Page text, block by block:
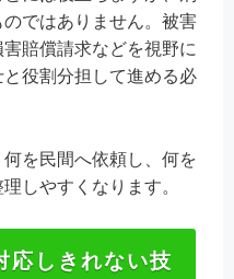
ではありません。被害
賠償請求などを視野に
役割分担して進める必
を民間へ依頼し、何を
しやすくなります。
応しきれない技